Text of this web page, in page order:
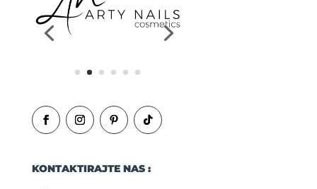
KONTAKTIRAJTE NAS :